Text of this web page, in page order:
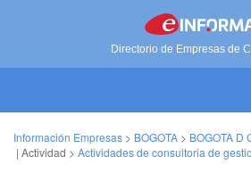
Directorio de Empresas de
Información Empresas > BOGOTA > BOGOTA D
| Actividad > Actividades de consultoria de